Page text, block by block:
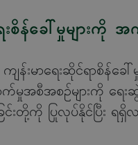
စိန်ခေါ်မှုများကို အ
န်းမာရေးဆိုင်ရာစိန်ခ
မှုအစီအစဉ်များကို ရေ
င်းတို့ကို ပြုလုပ်နိုင်ပြီး